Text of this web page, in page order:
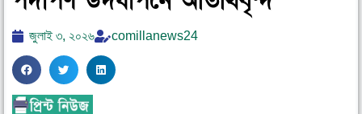
জুলাই ৩, ২০২৬ comillanews24
S
h
a
S
h
a
S
h